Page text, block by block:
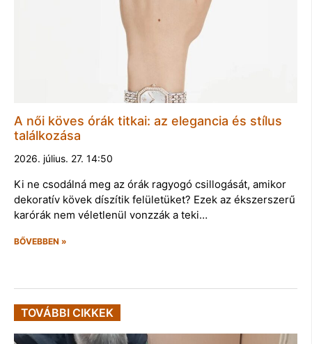
A női köves órák titkai: az elegancia és stílus
találkozása
2026. július. 27. 14:50
Ki ne csodálná meg az órák ragyogó csillogását, amikor
dekoratív kövek díszítik felületüket? Ezek az ékszerszerű
karórák nem véletlenül vonzzák a teki…
BŐVEBBEN »
TOVÁBBI CIKKEK